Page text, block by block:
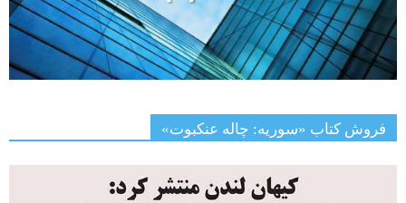
فروش کتاب «سوریه: چاله عنکبوت»